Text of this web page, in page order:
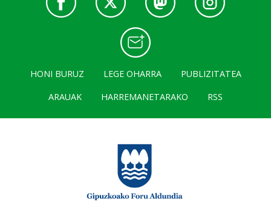
HONI BURUZ LEGE OHARRA
PUBLIZITATEA
ARAUAK
HARREMANETARAKO RSS